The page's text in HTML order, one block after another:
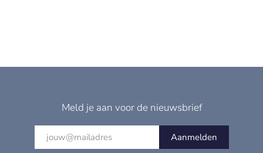
Meld je aan voor de nieuwsbrief
Aanmelden